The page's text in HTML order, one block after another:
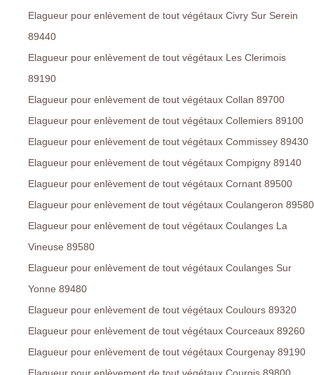
Elagueur pour enlèvement de tout végétaux Civry Sur Serein
89440
Elagueur pour enlèvement de tout végétaux Les Clerimois
89190
Elagueur pour enlèvement de tout végétaux Collan 89700
Elagueur pour enlèvement de tout végétaux Collemiers 89100
Elagueur pour enlèvement de tout végétaux Commissey 89430
Elagueur pour enlèvement de tout végétaux Compigny 89140
Elagueur pour enlèvement de tout végétaux Cornant 89500
Elagueur pour enlèvement de tout végétaux Coulangeron 89580
Elagueur pour enlèvement de tout végétaux Coulanges La
Vineuse 89580
Elagueur pour enlèvement de tout végétaux Coulanges Sur
Yonne 89480
Elagueur pour enlèvement de tout végétaux Coulours 89320
Elagueur pour enlèvement de tout végétaux Courceaux 89260
Elagueur pour enlèvement de tout végétaux Courgenay 89190